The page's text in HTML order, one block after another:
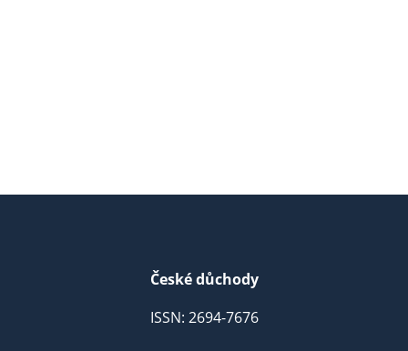
České důchody
ISSN: 2694-7676